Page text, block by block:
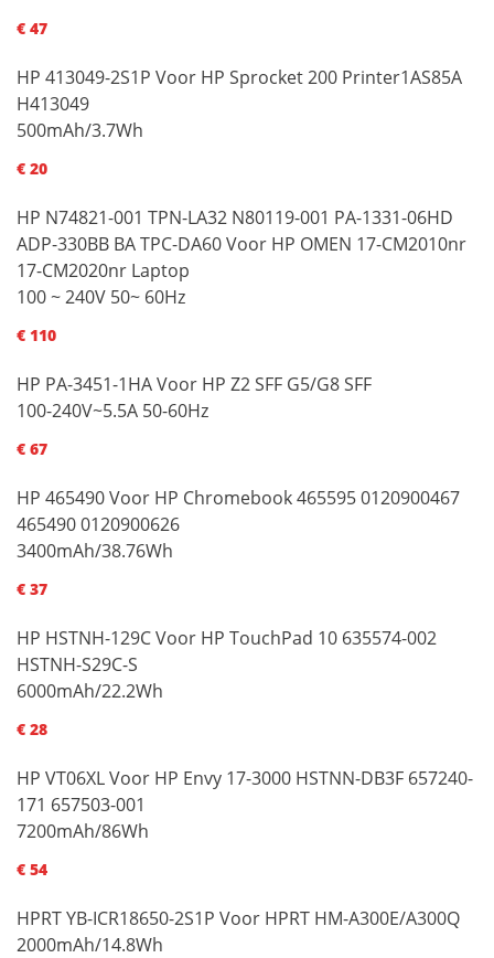
€ 47
HP 413049-2S1P Voor HP Sprocket 200 Printer1AS85A
H413049
500mAh/3.7Wh
€ 20
HP N74821-001 TPN-LA32 N80119-001 PA-1331-06HD
ADP-330BB BA TPC-DA60 Voor HP OMEN 17-CM2010nr
17-CM2020nr Laptop
100 ~ 240V 50~ 60Hz
€ 110
HP PA-3451-1HA Voor HP Z2 SFF G5/G8 SFF
100-240V~5.5A 50-60Hz
€ 67
HP 465490 Voor HP Chromebook 465595 0120900467
465490 0120900626
3400mAh/38.76Wh
€ 37
HP HSTNH-129C Voor HP TouchPad 10 635574-002
HSTNH-S29C-S
6000mAh/22.2Wh
€ 28
HP VT06XL Voor HP Envy 17-3000 HSTNN-DB3F 657240-
171 657503-001
7200mAh/86Wh
€ 54
HPRT YB-ICR18650-2S1P Voor HPRT HM-A300E/A300Q
2000mAh/14.8Wh